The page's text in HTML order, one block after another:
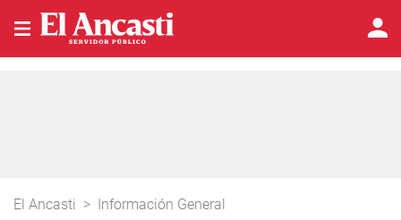
El Ancasti > Información General